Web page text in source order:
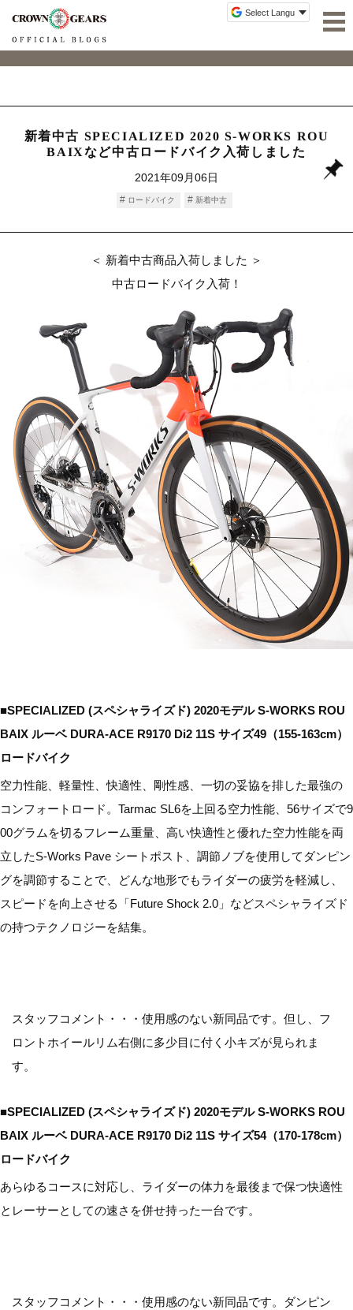
新着中古 SPECIALIZED 2020 S-WORKS ROU
BAIXなど中古ロードバイク入荷しました
2021年09月06日
ロードバイク 新着中古
＜ 新着中古商品入荷しました ＞
中古ロードバイク入荷！
■SPECIALIZED (スペシャライズド) 2020モデル S-WORKS ROU
BAIX ルーベ DURA-ACE R9170 Di2 11S サイズ49（155-163cm）
ロードバイク
空力性能、軽量性、快適性、剛性感、一切の妥協を排した最強の
コンフォートロード。Tarmac SL6を上回る空力性能、56サイズで9
00グラムを切るフレーム重量、高い快適性と優れた空力性能を両
立したS-Works Pave シートポスト、調節ノブを使用してダンピン
グを調節することで、どんな地形でもライダーの疲労を軽減し、
スピードを向上させる「Future Shock 2.0」などスペシャライズド
の持つテクノロジーを結集。
スタッフコメント・・・使用感のない新同品です。但し、フ
ロントホイールリム右側に多少目に付く小キズが見られま
す。
■SPECIALIZED (スペシャライズド) 2020モデル S-WORKS ROU
BAIX ルーベ DURA-ACE R9170 Di2 11S サイズ54（170-178cm）
ロードバイク
あらゆるコースに対応し、ライダーの体力を最後まで保つ快適性
とレーサーとしての速さを併せ持った一台です。
スタッフコメント・・・使用感のない新同品です。ダンピン